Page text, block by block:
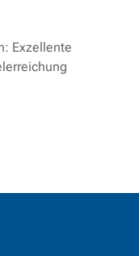
Exzellente